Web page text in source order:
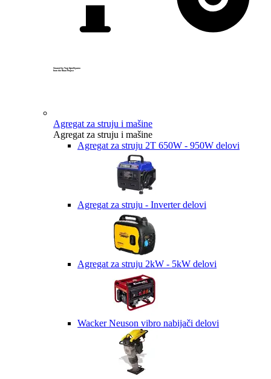
Created by Yogi Aprelliyanto
from the Noun Project
Agregat za struju i mašine
Agregat za struju i mašine
Agregat za struju 2T 650W - 950W delovi
Agregat za struju - Inverter delovi
Agregat za struju 2kW - 5kW delovi
Wacker Neuson vibro nabijači delovi